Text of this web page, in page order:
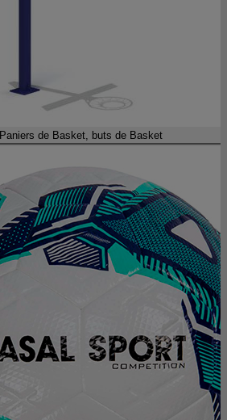
Paniers de Basket, buts de Basket